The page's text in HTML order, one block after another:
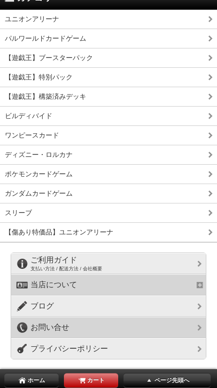
ユニオンアリーナ
パルワールドカードゲーム
【遊戯王】ブースターパック
【遊戯王】特別パック
【遊戯王】構築済みデッキ
ビルディバイド
ワンピースカード
ディズニー・ロルカナ
ポケモンカードゲーム
ガンダムカードゲーム
スリーブ
【傷あり特価品】ユニオンアリーナ
ご利用ガイド
支払い方法 / 配送方法 / 会社概要
当店について
ブログ
お問い合せ
プライバシーポリシー
ホーム カート ページ先頭へ